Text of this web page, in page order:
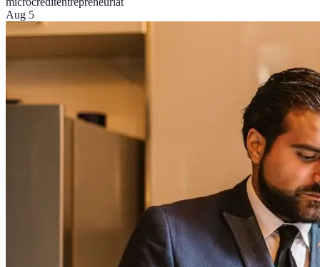
Aug 5